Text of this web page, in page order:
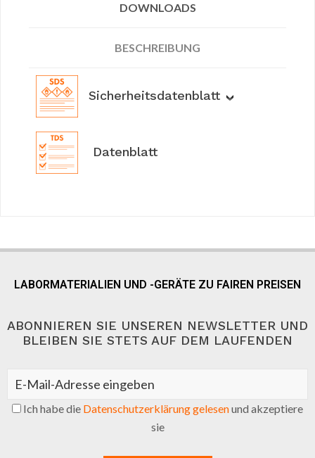
DOWNLOADS
BESCHREIBUNG
Sicherheitsdatenblatt
Datenblatt
LABORMATERIALIEN UND -GERÄTE ZU FAIREN PREISEN
ABONNIEREN SIE UNSEREN NEWSLETTER UND
BLEIBEN SIE STETS AUF DEM LAUFENDEN
Ich habe die Datenschutzerklärung gelesenund akzeptiere
sie